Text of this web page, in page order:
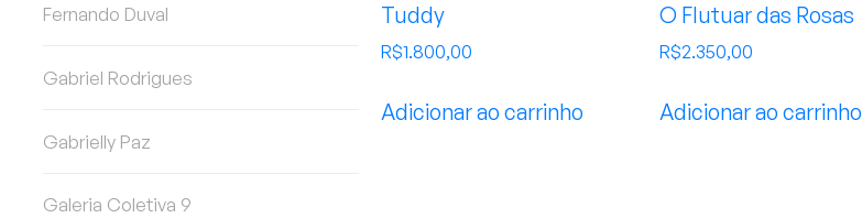
Fernando Duval
Gabriel Rodrigues
Gabrielly Paz
Galeria Coletiva 9
Tuddy
R$1.800,00
Adicionar ao carrinho
O Flutuar das Rosas
R$2.350,00
Adicionar ao carrinho